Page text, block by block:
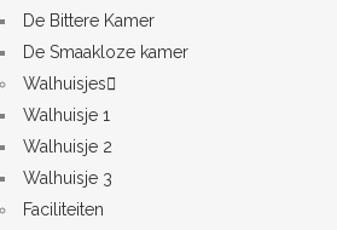
De Bittere Kamer
De Smaakloze kamer
Walhuisjes
Walhuisje 1
Walhuisje 2
Walhuisje 3
Faciliteiten